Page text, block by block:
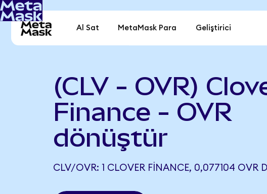
Al Sat MetaMask Para Geliştirici
(CLV - OVR)
Finance - OVR
dönüştür
CLV/OVR: 1 CLOVER FINANCE, 0,077104 OVR